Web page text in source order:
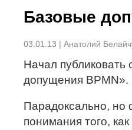
Базовые
03.01.13 | Анатолий
Начал
допущения BPMN».
Парадоксально, но
понимания того,